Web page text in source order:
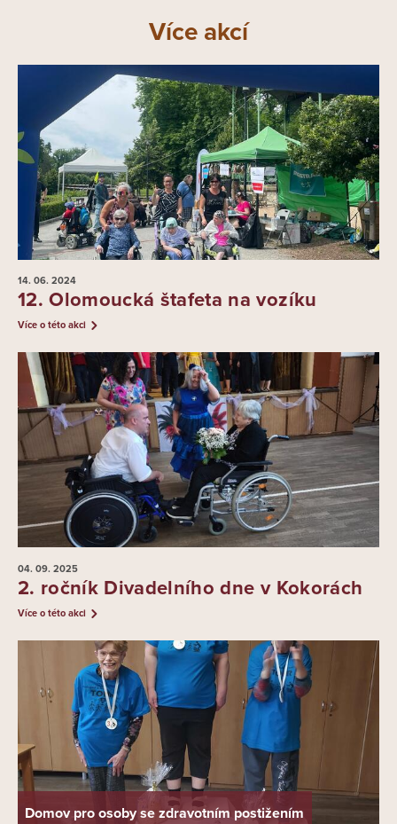
Více akcí
14. 06. 2024
12. Olomoucká štafeta na vozíku
Více o této akci
04. 09. 2025
2. ročník Divadelního dne v Kokorách
Více o této akci
Domov pro osoby se zdravotním postižením